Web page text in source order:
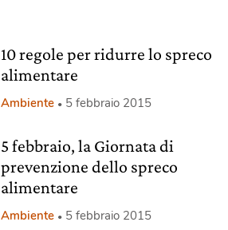
10 regole per ridurre lo spreco
alimentare
Ambiente 5 febbraio 2015
5 febbraio, la Giornata di
prevenzione dello spreco
alimentare
Ambiente 5 febbraio 2015